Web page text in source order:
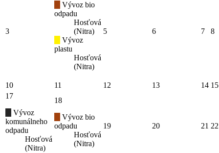
3
Vývoz bio
odpadu
Hosťová
(Nitra)
Vývoz
plastu
Hosťová
(Nitra)
5 6 7 8
10 11 12 13 14 15
17
Vývoz
komunálneho
odpadu
Hosťová
(Nitra)
18
Vývoz bio
odpadu
Hosťová
(Nitra)
19 20 21 22